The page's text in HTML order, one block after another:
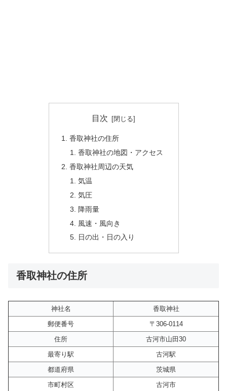
目次
香取神社の住所
香取神社の地図・アクセス
香取神社周辺の天気
気温
気圧
降雨量
風速・風向き
日の出・日の入り
香取神社の住所
神社名
香取神社
郵便番号
〒306-0114
住所
古河市山田30
最寄り駅
古河駅
都道府県
茨城県
市町村区
古河市